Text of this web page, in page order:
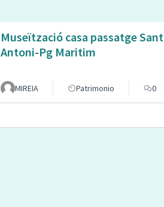
Museïtzació casa passatge Sant
Antoni-Pg Maritim
MIREIA Patrimonio 0